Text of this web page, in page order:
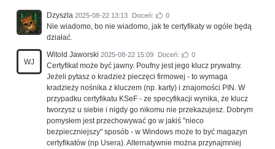
Dzyszla 2025-08-22 13:13 Doceń: 0
Nie wiadomo, bo nie wiadomo, jak te certyfikaty w ogóle będą
działać.
WJ
Witold Jaworski 2025-08-22 15:09 Doceń: 0
Certyfikat może być jawny. Poufny jest jego klucz prywatny.
Jeżeli pytasz o kradzież pieczęci firmowej - to wymaga
kradzieży nośnika z kluczem (np. karty) i znajomości PIN. W
przypadku certyfikatu KSeF - ze specyfikacji wynika, że klucz
tworzysz u siebie i nigdy go nikomu nie przekazujesz. Dobrym
pomysłem jest przechowywać go w jakiś "nieco
bezpieczniejszy" sposób - w Windows może to być magazyn
certyfikatów (np Usera). Alternatywnie można przynajmniej